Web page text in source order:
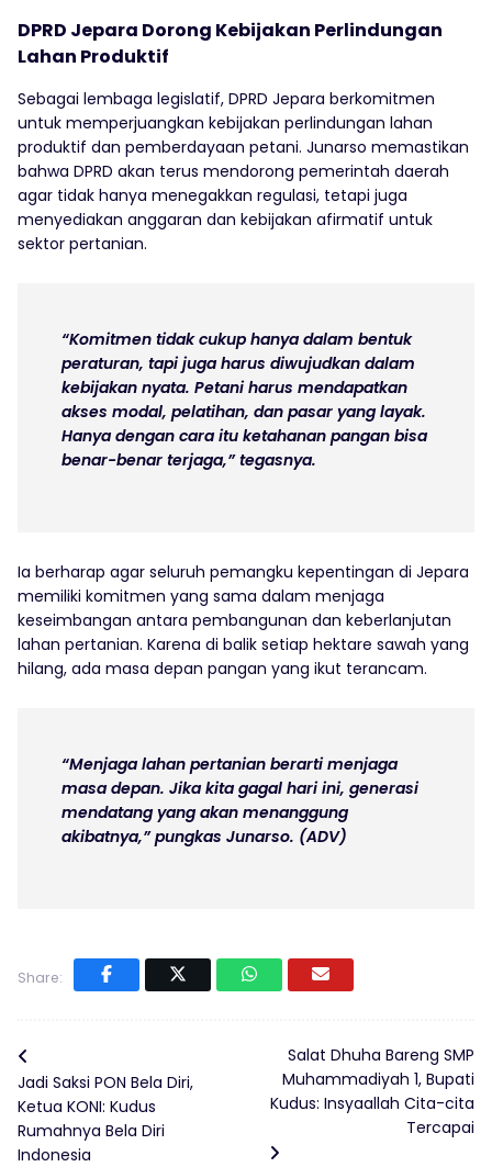
DPRD Jepara Dorong Kebijakan Perlindungan
Lahan Produktif
Sebagai lembaga legislatif, DPRD Jepara berkomitmen
untuk memperjuangkan kebijakan perlindungan lahan
produktif dan pemberdayaan petani. Junarso memastikan
bahwa DPRD akan terus mendorong pemerintah daerah
agar tidak hanya menegakkan regulasi, tetapi juga
menyediakan anggaran dan kebijakan afirmatif untuk
sektor pertanian.
“Komitmen tidak cukup hanya dalam bentuk
peraturan, tapi juga harus diwujudkan dalam
kebijakan nyata. Petani harus mendapatkan
akses modal, pelatihan, dan pasar yang layak.
Hanya dengan cara itu ketahanan pangan bisa
benar-benar terjaga,” tegasnya.
Ia berharap agar seluruh pemangku kepentingan di Jepara
memiliki komitmen yang sama dalam menjaga
keseimbangan antara pembangunan dan keberlanjutan
lahan pertanian. Karena di balik setiap hektare sawah yang
hilang, ada masa depan pangan yang ikut terancam.
“Menjaga lahan pertanian berarti menjaga
masa depan. Jika kita gagal hari ini, generasi
mendatang yang akan menanggung
akibatnya,” pungkas Junarso. (ADV)
Share:
Jadi Saksi PON Bela Diri,
Ketua KONI: Kudus
Rumahnya Bela Diri
Indonesia
Salat Dhuha Bareng SMP
Muhammadiyah 1, Bupati
Kudus: Insyaallah Cita-cita
Tercapai